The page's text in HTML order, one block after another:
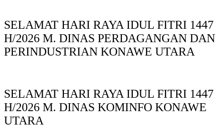
SELAMAT HARI RAYA IDUL FITRI 1447
H/2026 M. DINAS PERDAGANGAN DAN
PERINDUSTRIAN KONAWE UTARA
SELAMAT HARI RAYA IDUL FITRI 1447
H/2026 M. DINAS KOMINFO KONAWE
UTARA